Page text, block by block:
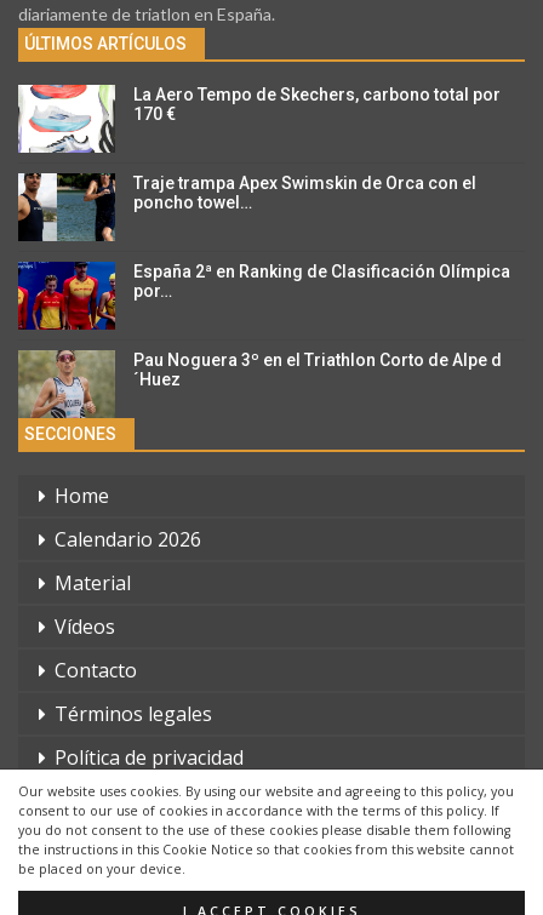
Our website uses cookies. By using our website and agreeing to this policy, you
consent to our use of cookies in accordance with the terms of this policy. If
you do not consent to the use of these cookies please disable them following
the instructions in this Cookie Notice so that cookies from this website cannot
be placed on your device.
I ACCEPT COOKIES
diariamente de triatlon en España.
ÚLTIMOS ARTÍCULOS
La Aero Tempo de Skechers, carbono total por
170 €
Traje trampa Apex Swimskin de Orca con el
poncho towel…
España 2ª en Ranking de Clasificación Olímpica
por…
Pau Noguera 3º en el Triathlon Corto de Alpe d
´Huez
SECCIONES
Home
Calendario 2026
Material
Vídeos
Contacto
Términos legales
Política de privacidad
© 2026 - triatlonchannel.com. Todos los derechos reservados.
Página web creada por:Whyaweb.es